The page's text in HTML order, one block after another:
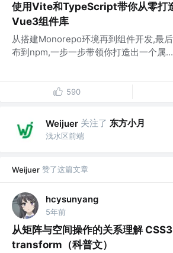
使用Vite和TypeScript带你从零打
Vue3组件库
从搭建Monorepo环境再到组件开发,最
布到npm,一步一步带领你打造出一个属...
590
Weijuer 关注了 东方小月
浅水区前端
Weijuer 赞了这篇文章
hcysunyang
5年前
从矩阵与空间操作的关系理解
transform（科普文）